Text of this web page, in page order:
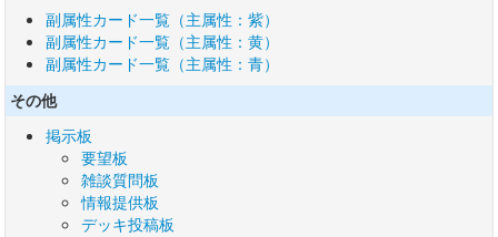
副属性カード一覧（主属性：紫）
副属性カード一覧（主属性：黄）
副属性カード一覧（主属性：青）
その他
掲示板
要望板
雑談質問板
情報提供板
デッキ投稿板